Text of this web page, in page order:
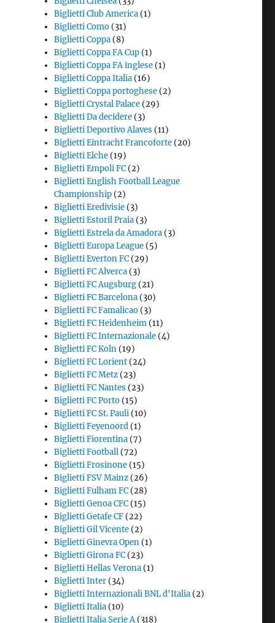
Biglietti Club America (1)
Biglietti Como (31)
Biglietti Coppa (8)
Biglietti Coppa FA Cup (1)
Biglietti Coppa FA inglese (1)
Biglietti Coppa Italia (16)
Biglietti Coppa portoghese (2)
Biglietti Crystal Palace (29)
Biglietti Da decidere (3)
Biglietti Deportivo Alaves (11)
Biglietti Eintracht Francoforte (20)
Biglietti Elche (19)
Biglietti Empoli FC (2)
Biglietti English Football League
Championship (2)
Biglietti Eredivisie (3)
Biglietti Estoril Praia (3)
Biglietti Estrela da Amadora (3)
Biglietti Europa League (5)
Biglietti Everton FC (29)
Biglietti FC Alverca (3)
Biglietti FC Augsburg (21)
Biglietti FC Barcelona (30)
Biglietti FC Famalicao (3)
Biglietti FC Heidenheim (11)
Biglietti FC Internazionale (4)
Biglietti FC Koln (19)
Biglietti FC Lorient (24)
Biglietti FC Metz (23)
Biglietti FC Nantes (23)
Biglietti FC Porto (15)
Biglietti FC St. Pauli (10)
Biglietti Feyenoord (1)
Biglietti Fiorentina (7)
Biglietti Football (72)
Biglietti Frosinone (15)
Biglietti FSV Mainz (26)
Biglietti Fulham FC (28)
Biglietti Genoa CFC (15)
Biglietti Getafe CF (22)
Biglietti Gil Vicente (2)
Biglietti Ginevra Open (1)
Biglietti Girona FC (23)
Biglietti Hellas Verona (1)
Biglietti Inter (34)
Biglietti Internazionali BNL d'Italia (2)
Biglietti Italia (10)
Biglietti Italia Serie A(318)